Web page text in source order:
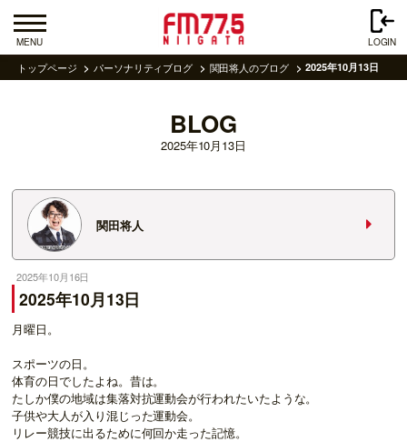
MENU LOGIN
トップページ パーソナリティブログ 関田将人のブログ 2025年10月13日
BLOG
2025年10月13日
関田将人
2025年10月16日
2025年10月13日
月曜日。
スポーツの日。
体育の日でしたよね。昔は。
たしか僕の地域は集落対抗運動会が行われたいたような。
子供や大人が入り混じった運動会。
リレー競技に出るために何回か走った記憶。